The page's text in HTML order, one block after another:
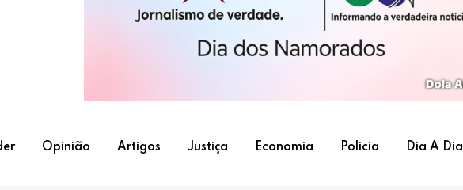
Opinião Artigos Justiça Economia Policia Dia A Dia